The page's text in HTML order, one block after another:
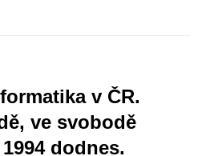
v ČR.
ve svobodě
dodnes.